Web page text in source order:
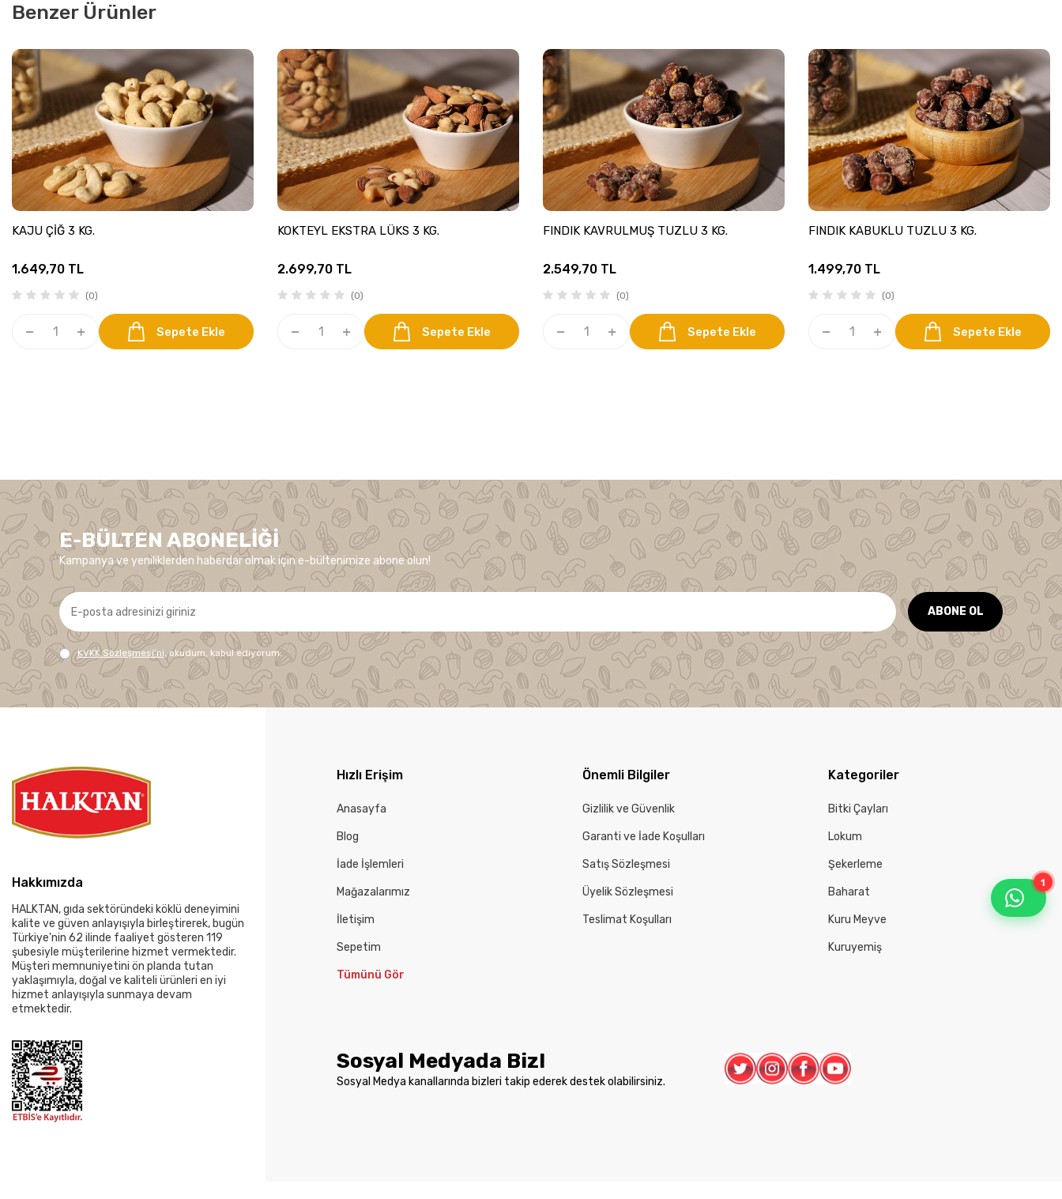
1
Benzer Ürünler
KAJU ÇİĞ 3 KG.
1.649,70 TL
(0)
Sepete Ekle
KOKTEYL EKSTRA LÜKS 3 KG.
2.699,70 TL
(0)
Sepete Ekle
FINDIK KAVRULMUŞ TUZLU 3 KG.
2.549,70 TL
(0)
Sepete Ekle
FINDIK KABUKLU TUZLU 3 KG.
1.499,70 TL
(0)
Sepete Ekle
E-BÜLTEN ABONELIĞI
Kampanya ve yeniliklerden haberdar olmak için e-bültenimize abone olun!
ABONE OL
KVKK Sözleşmesi'ni, okudum, kabul ediyorum.
Hakkımızda
HALKTAN, gıda sektöründeki köklü deneyimini
kalite ve güven anlayışıyla birleştirerek, bugün
Türkiye'nin 62 ilinde faaliyet gösteren 119
şubesiyle müşterilerine hizmet vermektedir.
Müşteri memnuniyetini ön planda tutan
yaklaşımıyla, doğal ve kaliteli ürünleri en iyi
hizmet anlayışıyla sunmaya devam
etmektedir.
Hızlı Erişim
Anasayfa
Blog
İade İşlemleri
Mağazalarımız
İletişim
Sepetim
Tümünü Gör
Önemli Bilgiler
Gizlilik ve Güvenlik
Garanti ve İade Koşulları
Satış Sözleşmesi
Üyelik Sözleşmesi
Teslimat Koşulları
Kategoriler
Bitki Çayları
Lokum
Şekerleme
Baharat
Kuru Meyve
Kuruyemiş
Sosyal Medyada Biz!
Sosyal Medya kanallarında bizleri takip ederek destek olabilirsiniz.